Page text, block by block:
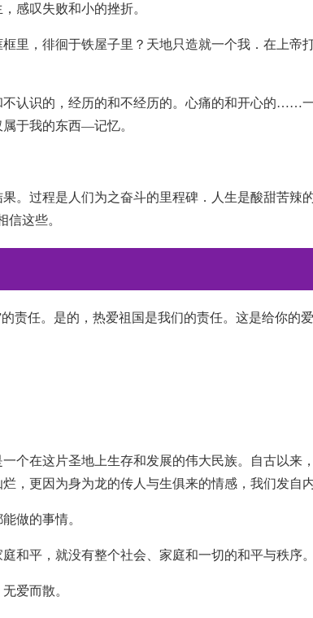
感叹失败和小的挫折。
里，徘徊于铁屋子里？天地只造就一个我．在上
认识的，经历的和不经历的。心痛的和开心的……
于我的东西—记忆。
。过程是人们为之奋斗的里程碑．人生是酸甜苦
信这些。
责任。是的，热爱祖国是我们的责任。这是给你的
个在这片圣地上生存和发展的伟大民族。自古以
，更因为身为龙的传人与生俱来的情感，我们发自
做的事情。
和平，就没有整个社会、家庭和一切的和平与秩序。
爱而散。